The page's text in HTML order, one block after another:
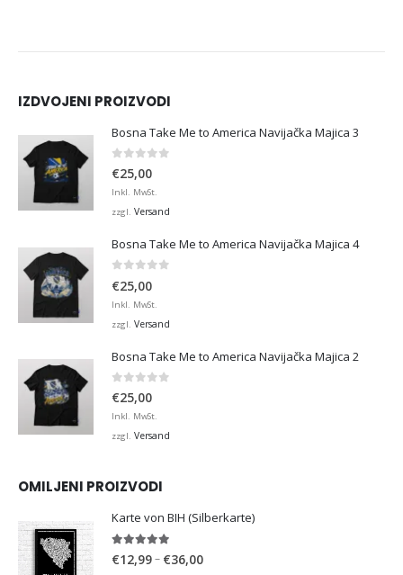
IZDVOJENI PROIZVODI
Bosna Take Me to America Navijačka Majica 3
0 von 5
€25,00
Inkl. MwSt.
zzgl. Versand
Bosna Take Me to America Navijačka Majica 4
€25,00
Inkl. MwSt.
zzgl. Versand
Bosna Take Me to America Navijačka Majica 2
0 von 5
€25,00
Inkl. MwSt.
zzgl. Versand
OMILJENI PROIZVODI
Karte von BIH (Silberkarte)
€12,99– €36,00Preisspanne: